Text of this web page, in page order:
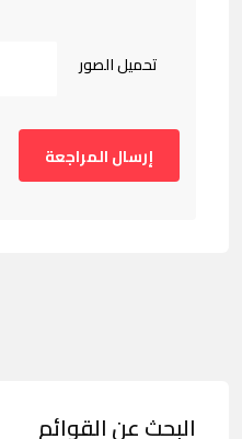
تحميل الصور
البحث عن القوائم